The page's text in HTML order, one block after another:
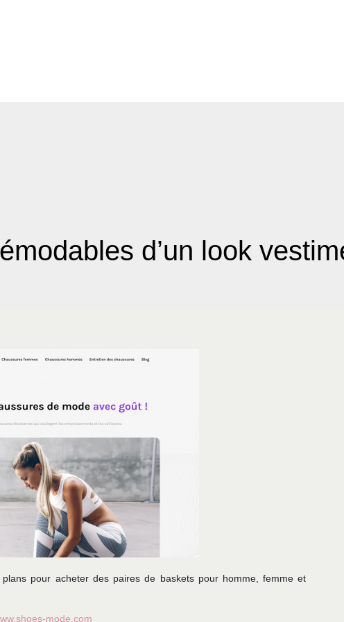
d’un look
pour acheter des paires de baskets pour homme, femme et
mode.com